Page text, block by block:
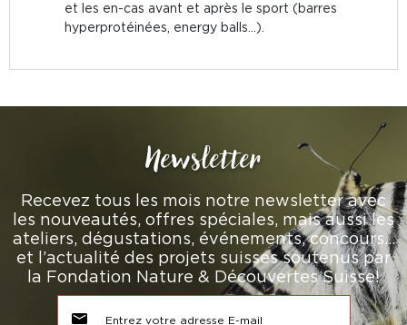
et les en-cas avant et après le sport (barres
hyperprotéinées, energy balls…).
Newsletter
Recevez tous les mois notre newsletter avec
les nouveautés, offres spéciales, mais aussi les
ateliers, dégustations, événements, concours…
et l’actualité des projets suisses soutenus par
la Fondation Nature & Découvertes Suisse!